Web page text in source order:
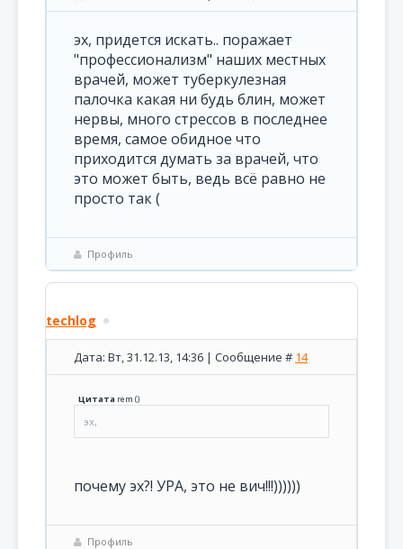
эх, придется искать.. поражает
"профессионализм" наших местных
врачей, может туберкулезная
палочка какая ни будь блин, может
нервы, много стрессов в последнее
время, самое обидное что
приходится думать за врачей, что
это может быть, ведь всё равно не
просто так (
Профиль
techlog
Дата: Вт, 31.12.13, 14:36 | Сообщение # 14
Цитата rem ()
эх,
почему эх?! УРА, это не вич!!!))))))
Профиль